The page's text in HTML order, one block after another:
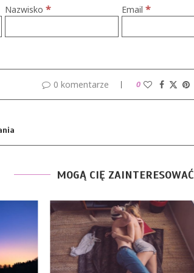
Nazwisko* Email*
0 komentarze 0
MOGĄ CIĘ ZAINTERESOWAĆ